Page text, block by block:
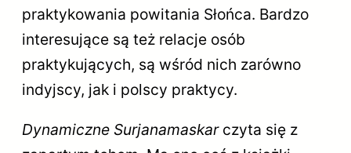
praktykowania powitania Słońca. Bardzo
interesujące są też relacje osób
praktykujących, są wśród nich zarówno
indyjscy, jak i polscy praktycy.
Dynamiczne Surjanamaskarczyta się z